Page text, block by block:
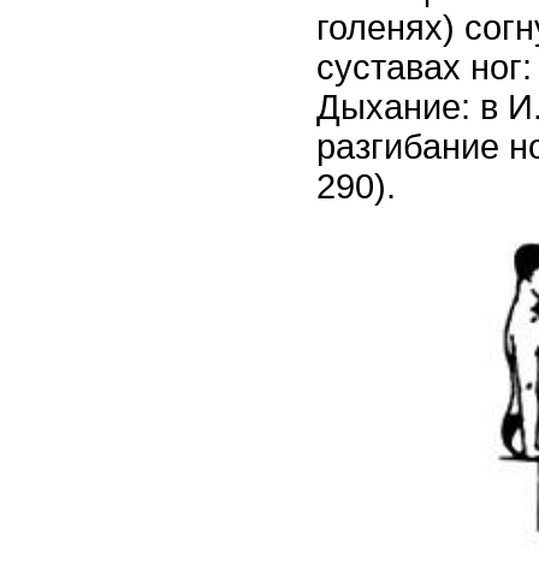
голенях)
суставах
Дыхание: в
разгибание
290).